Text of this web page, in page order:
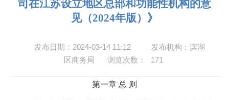
司在江苏设立地区总部和功能性机构的意
见（2024年版）》
发布日期：2024-03-14 11:12
发布机构：滨湖
区商务局
浏览次数： 171
第一章 总 则